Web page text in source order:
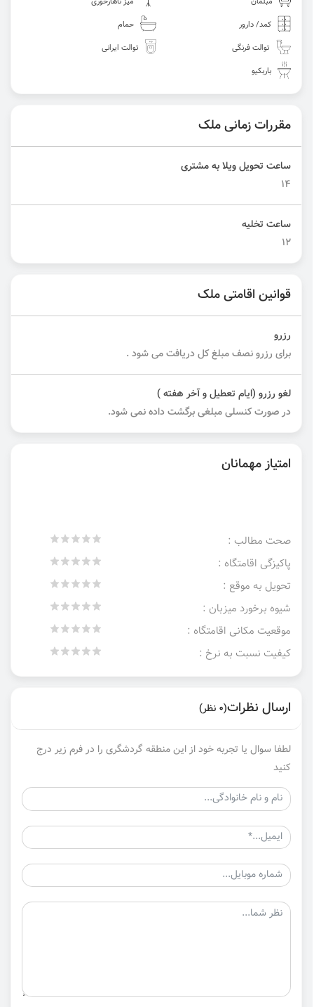
کمد/ دارور
حمام
توالت فرنگی
توالت ایرانی
باربکیو
مقررات زمانی ملک
ساعت تحویل ویلا به مشتری
14
ساعت تخلیه
12
قوانین اقامتی ملک
رزرو
برای رزرو نصف مبلغ کل دریافت می شود .
لغو رزرو (ایام تعطیل و آخر هفته )
در صورت کنسلی مبلغی برگشت داده نمی شود.
امتیاز مهمانان
صحت مطالب :
پاکیزگی اقامتگاه :
تحویل به موقع :
شیوه برخورد میزبان :
موقعیت مکانی اقامتگاه :
کیفیت نسبت به نرخ :
ارسال نظرات(0 نظر)
لطفا سوال یا تجربه خود از این منطقه گردشگری را در فرم زیر درج
کنید